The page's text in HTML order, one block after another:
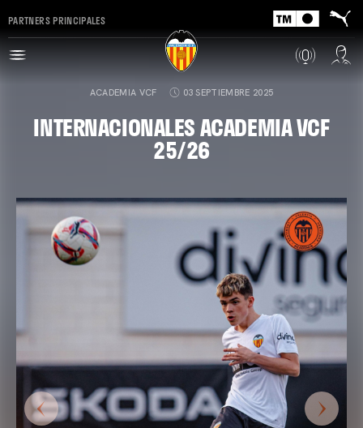
PARTNERS PRINCIPALES
ACADEMIA VCF 03 SEPTIEMBRE 2025
INTERNACIONALES ACADEMIA VCF
25/26